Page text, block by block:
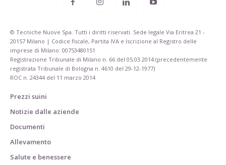
© Tecniche Nuove Spa. Tutti i diritti riservati. Sede legale Via Eritrea 21 -
20157 Milano | Codice fiscale, Partita IVA e Iscrizione al Registro delle
imprese di Milano: 00753480151
Registrazione Tribunale di Milano n. 66 del 05.03.2014 (precedentemente
registrata Tribunale di Bologna n. 4610 del 29-12-1977)
ROC n. 24344 del 11 marzo 2014
Prezzi suini
Notizie dalle aziende
Documenti
Allevamento
Salute e benessere